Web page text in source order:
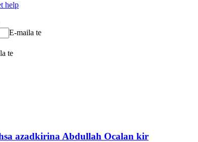
help
E-maila te
te
azadkirina Abdullah Ocalan kir